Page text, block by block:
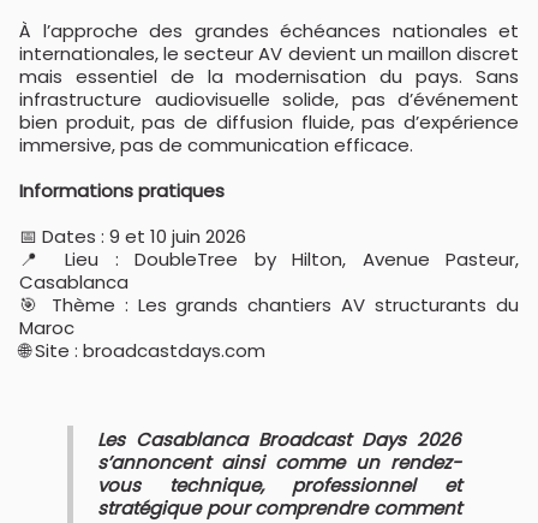
À l’approche des grandes échéances nationales et
internationales, le secteur AV devient un maillon discret
mais essentiel de la modernisation du pays. Sans
infrastructure audiovisuelle solide, pas d’événement
bien produit, pas de diffusion fluide, pas d’expérience
immersive, pas de communication efficace.
Informations pratiques
📅 Dates : 9 et 10 juin 2026
📍 Lieu : DoubleTree by Hilton, Avenue Pasteur,
Casablanca
🎯 Thème : Les grands chantiers AV structurants du
Maroc
🌐 Site : broadcastdays.com
Les Casablanca Broadcast Days 2026
s’annoncent ainsi comme un rendez-
vous technique, professionnel et
stratégique pour comprendre comment